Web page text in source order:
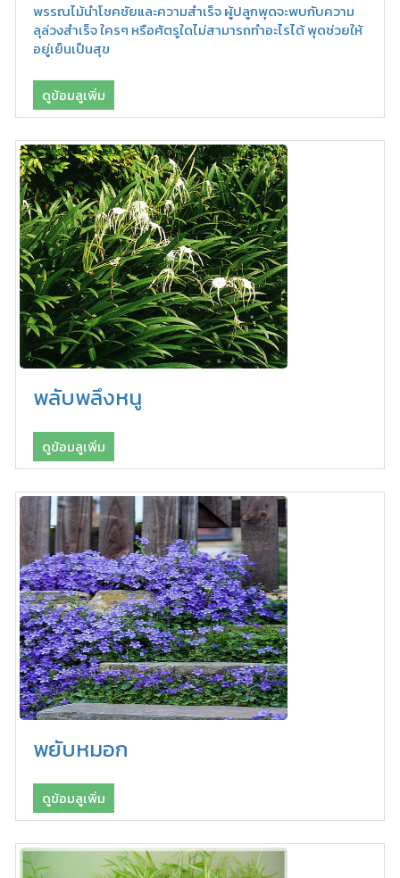
พรรณไม้นำโชคชัยและความสำเร็จ ผู้ปลูกพุดจะพบกับความ
ลุล่วงสำเร็จ ใครๆ หรือศัตรูใดไม่สามารถทำอะไรได้ พุดช่วยให้
อยู่เย็นเป็นสุข
ดูข้อมลูเพิ่ม
พลับพลึงหนู
ดูข้อมลูเพิ่ม
พยับหมอก
ดูข้อมลูเพิ่ม